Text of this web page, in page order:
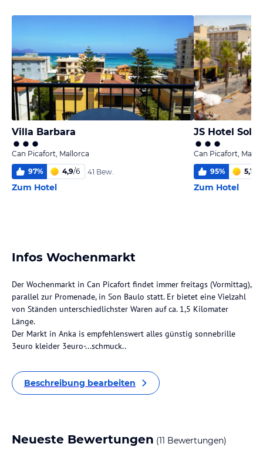
Villa Barbara
Can Picafort, Mallorca
97% 4,9/6 41 Bew.
Zum Hotel
JS Hotel Sol
Can Picafort,
95% 5,1
Zum Hotel
Infos Wochenmarkt
Der Wochenmarkt in Can Picafort findet immer freitags (Vormittag),
parallel zur Promenade, in Son Baulo statt. Er bietet eine Vielzahl
von Ständen unterschiedlichster Waren auf ca. 1,5 Kilomater
Länge.
Der Markt in Anka is empfehlenswert alles günstig sonnebrille
3euro kleider 3euro-...schmuck..
Beschreibung bearbeiten
Neueste Bewertungen (11 Bewertungen)